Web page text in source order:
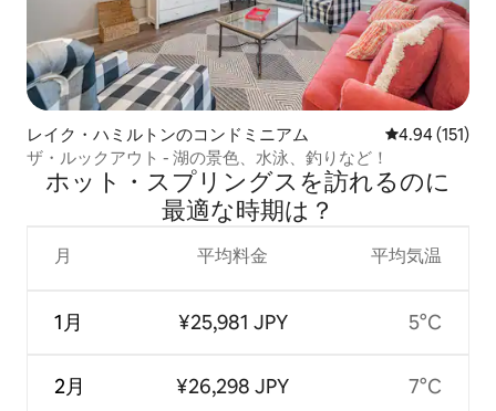
レイク・ハミルトンのコンドミニアム レビュー151
4.94 (151)
ザ・ルックアウト - 湖の景色、水泳、釣りなど！
ホット・スプリングスを訪⁠れ⁠るの⁠に
最⁠適⁠な時⁠期⁠は⁠？
月
1月
2月
平均料金
¥25,981 JPY
¥26,298 JPY
平均気温
5°C
7°C